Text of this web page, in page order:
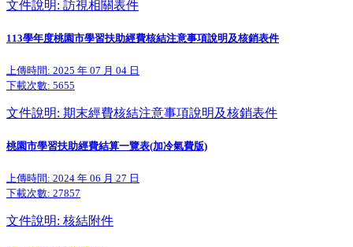
文件說明: 訪視相關表件
113學年度桃園市學習扶助經費核結注意事項說明及核銷表件
上傳時間: 2025 年 07 月 04 日
下載次數: 5655
文件說明: 期末經費核結注意事項說明及核銷表件
桃園市學習扶助經費結算一覽表(加冷氣費版)
上傳時間: 2024 年 06 月 27 日
下載次數: 27857
文件說明: 核結附件